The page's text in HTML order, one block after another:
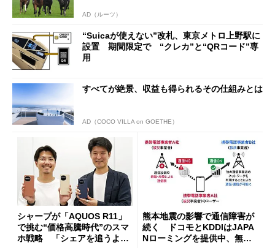
AD（ルーツ）
“Suicaが使えない”改札、東京メトロ上野駅に
設置 期間限定で “クレカ”と“QRコード”専
用
すべてが絶景、収益も得られるその仕組みとは
AD（COCO VILLA on GOETHE）
シャープが「AQUOS R11」
で挑む“価格高騰時代”のスマ
ホ戦略 「シェアを追うより
熊本地震の影響で通信障害が
続く ドコモとKDDIはJAPA
Nローミングを提供中、無料